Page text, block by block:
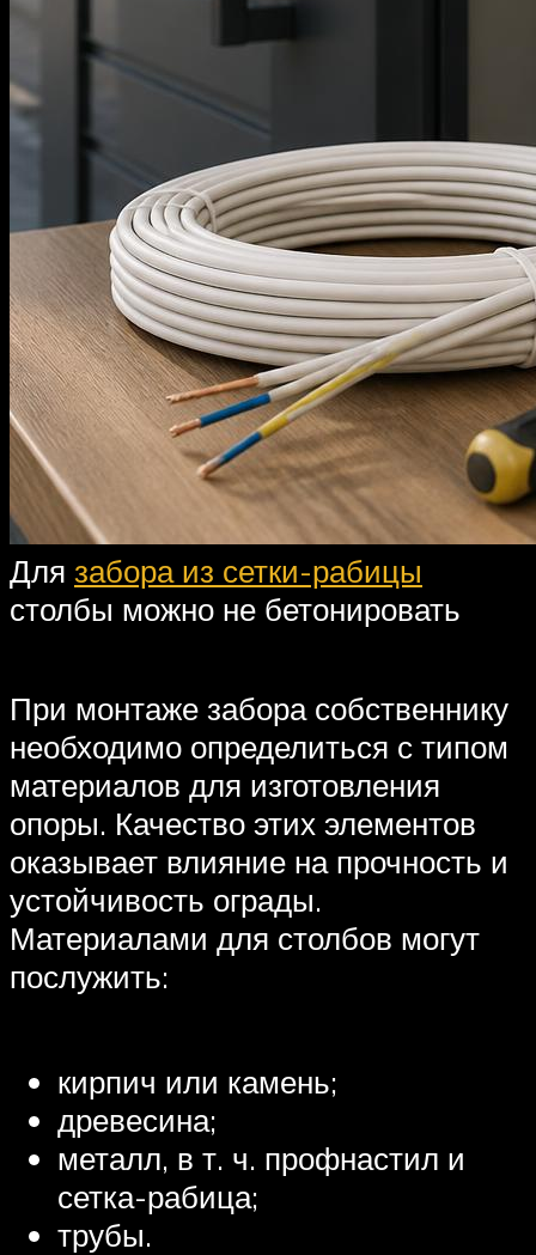
Для забора из сетки-рабицы
столбы можно не бетонировать
При монтаже забора собственнику
необходимо определиться с типом
материалов для изготовления
опоры. Качество этих элементов
оказывает влияние на прочность и
устойчивость ограды.
Материалами для столбов могут
послужить:
кирпич или камень;
древесина;
металл, в т. ч. профнастил и
сетка-рабица;
трубы.